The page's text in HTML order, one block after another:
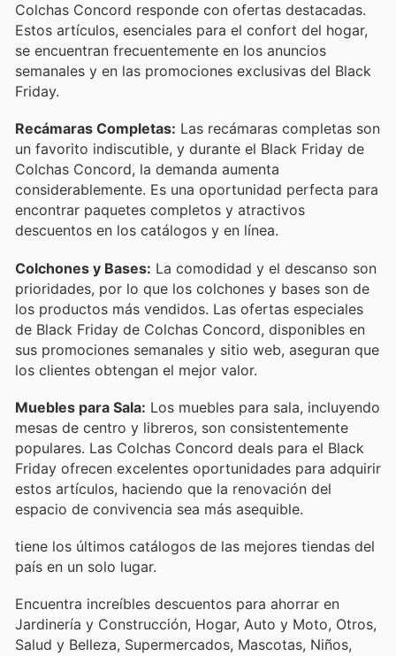
Colchas Concord responde con ofertas destacadas.
Estos artículos, esenciales para el confort del hogar,
se encuentran frecuentemente en los anuncios
semanales y en las promociones exclusivas del Black
Friday.
Recámaras Completas: Las recámaras completas son
un favorito indiscutible, y durante el Black Friday de
Colchas Concord, la demanda aumenta
considerablemente. Es una oportunidad perfecta para
encontrar paquetes completos y atractivos
descuentos en los catálogos y en línea.
Colchones y Bases: La comodidad y el descanso son
prioridades, por lo que los colchones y bases son de
los productos más vendidos. Las ofertas especiales
de Black Friday de Colchas Concord, disponibles en
sus promociones semanales y sitio web, aseguran que
los clientes obtengan el mejor valor.
Muebles para Sala: Los muebles para sala, incluyendo
mesas de centro y libreros, son consistentemente
populares. Las Colchas Concord deals para el Black
Friday ofrecen excelentes oportunidades para adquirir
estos artículos, haciendo que la renovación del
espacio de convivencia sea más asequible.
tiene los últimos catálogos de las mejores tiendas del
país en un solo lugar.
Encuentra increíbles descuentos para ahorrar en
Jardinería y Construcción, Hogar, Auto y Moto, Otros,
Salud y Belleza, Supermercados, Mascotas, Niños,